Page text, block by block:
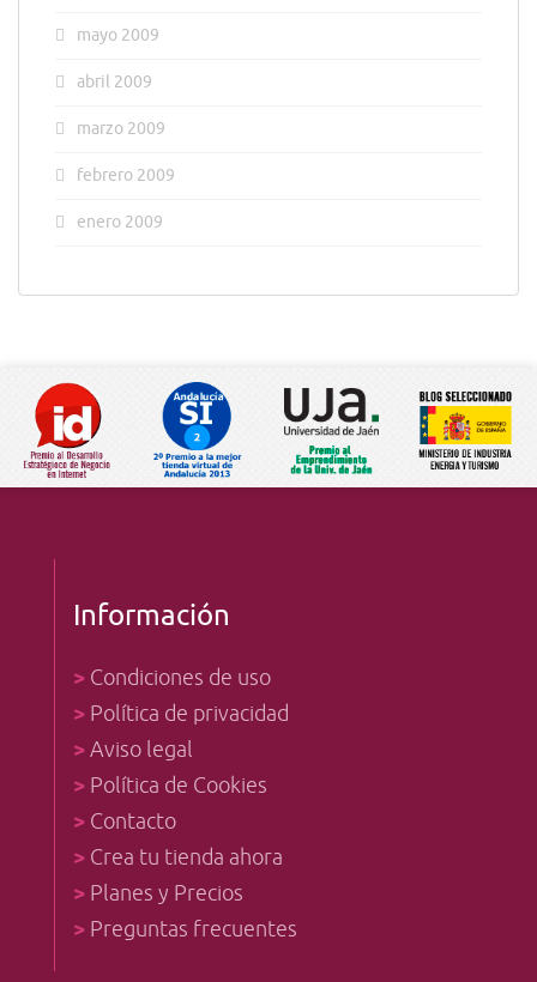
mayo 2009
abril 2009
marzo 2009
febrero 2009
enero 2009
Información
> Condiciones de uso
> Política de privacidad
>Aviso legal
> Política de Cookies
> Contacto
> Crea tu tienda ahora
> Planes y Precios
> Preguntas frecuentes